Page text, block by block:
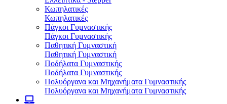
Κωπηλατικές
Κωπηλατικές
Πάγκοι Γυμναστικής
Πάγκοι Γυμναστικής
Παθητική Γυμναστική
Παθητική Γυμναστική
Ποδήλατα Γυμναστικής
Ποδήλατα Γυμναστικής
Πολυόργανα και Μηχανήματα Γυμναστικής
Πολυόργανα και Μηχανήματα Γυμναστικής